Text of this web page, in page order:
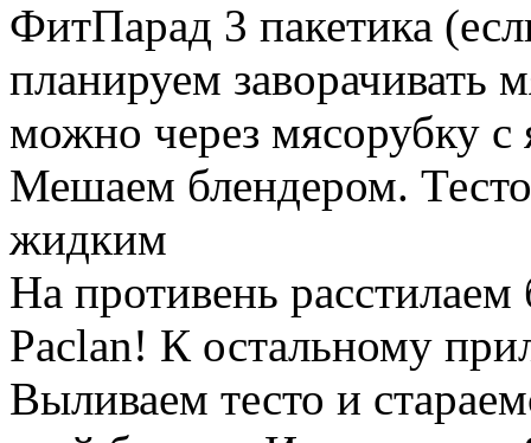
ФитПарад 3 пакетика
планируем заворачивать
можно через мясорубку с
Мешаем блендером.
жидким
На противень
Paclan! К остальному
Выливаем тесто и